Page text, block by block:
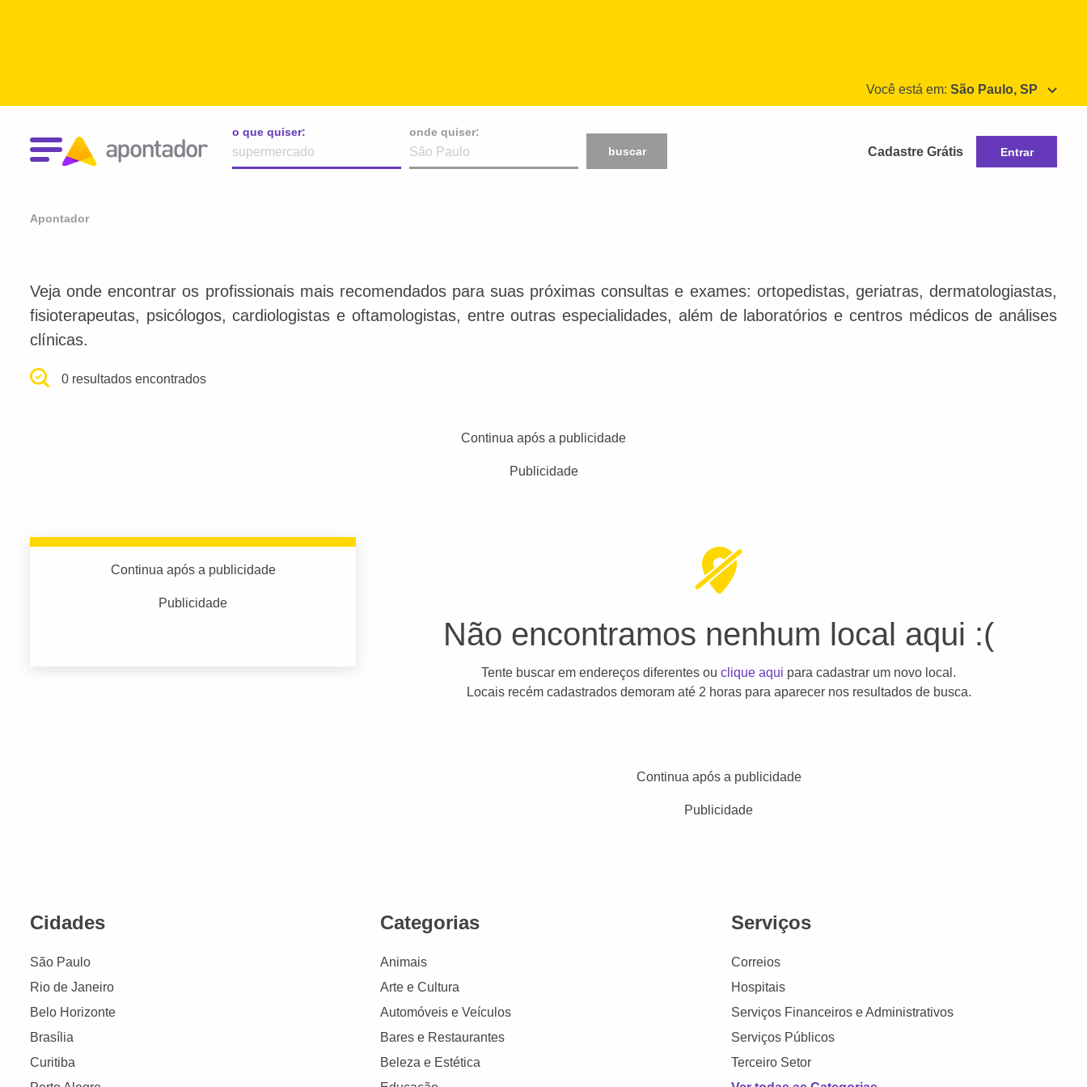
Você está em: São Paulo, SP
o que quiser:
onde quiser:
buscar
Cadastre Grátis Entrar
Apontador
Veja onde encontrar os profissionais mais recomendados para suas próximas consultas e exames: ortopedistas, geriatras, dermatologiastas,
fisioterapeutas, psicólogos, cardiologistas e oftamologistas, entre outras especialidades, além de laboratórios e centros médicos de análises
clínicas.
0 resultados encontrados
Continua após a publicidade
Publicidade
Continua após a publicidade
Publicidade
Não encontramos nenhum local aqui :(
Tente buscar em endereços diferentes ouclique aqui para cadastrar um novo local.
Locais recém cadastrados demoram até 2 horas para aparecer nos resultados de busca.
Continua após a publicidade
Publicidade
Cidades
São Paulo
Rio de Janeiro
Belo Horizonte
Brasília
Curitiba
Categorias
Animais
Arte e Cultura
Automóveis e Veículos
Bares e Restaurantes
Beleza e Estética
Serviços
Correios
Hospitais
Serviços Financeiros e Administrativos
Serviços Públicos
Terceiro Setor